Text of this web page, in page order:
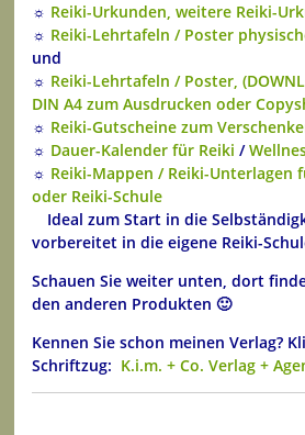
☼ Reiki-Urkunden, weitere Reiki-
☼ Reiki-Lehrtafeln / Poster
und
☼ Reiki-Lehrtafeln / Poster,
DIN A4 zum Ausdrucken oder
☼ Reiki-Gutscheine zum
☼ Dauer-Kalender für Reiki /
☼ Reiki-Mappen / Reiki-Unterlagen
oder Reiki-Schule
Ideal zum Start in die
vorbereitet in die eigene Reiki-
Schauen Sie weiter unten, dort
den anderen Produkten 🙂
Kennen Sie schon meinen Verlag?
Schriftzug: K.i.m. + Co. Verlag +